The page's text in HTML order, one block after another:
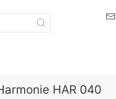
HAR 040